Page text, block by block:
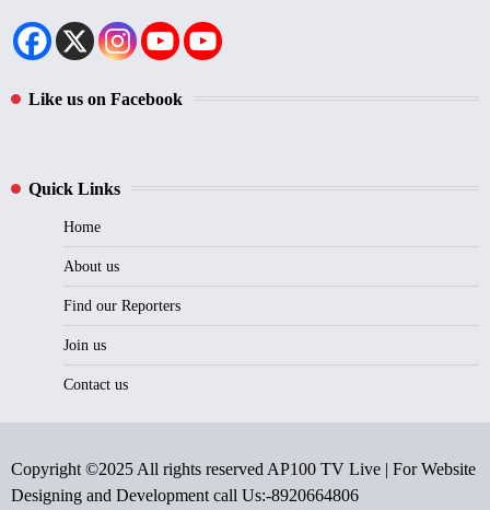
Like us on Facebook
Quick Links
Home
About us
Find our Reporters
Join us
Contact us
Copyright ©2025 All rights reserved AP100 TV Live | For Website
Designing and Development call Us:-8920664806